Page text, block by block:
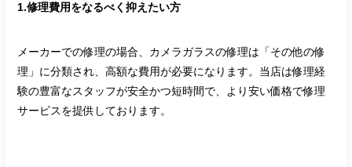
1.修理費用をなるべく抑えたい方
メーカーでの修理の場合、カメラガラスの修理は「その他の修
理」に分類され、高額な費用が必要になります。当店は修理経
験の豊富なスタッフが安全かつ短時間で、より安い価格で修理
サービスを提供しております。